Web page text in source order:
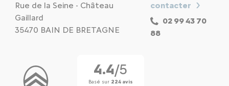
Rue de la Seine - Château
Gaillard
35470 BAIN DE BRETAGNE
contacter
02 99 43 70
88
4.4/5
Basé sur 224 avis